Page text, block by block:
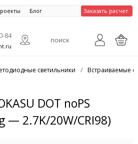
Блог Заказать расчет
84
светильники / Встраиваемые
DOT noPS
— 2.7K/20W/CRI98)